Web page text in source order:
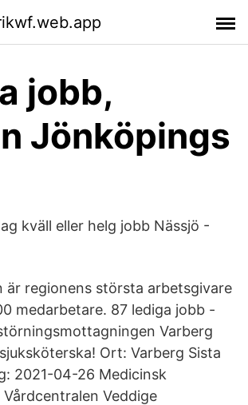
jobb,
Jönköpings
kväll eller helg jobb Nässjö -
är regionens största arbetsgivare
medarbetare. 87 lediga jobb -
Varberg
Ort: Varberg Sista
2021-04-26 Medicinsk
Veddige